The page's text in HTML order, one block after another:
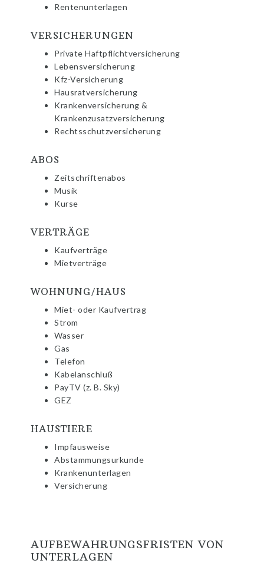
Rentenunterlagen
VERSICHERUNGEN
Private Haftpflichtversicherung
Lebensversicherung
Kfz-Versicherung
Hausratversicherung
Krankenversicherung &
Krankenzusatzversicherung
Rechtsschutzversicherung
ABOS
Zeitschriftenabos
Musik
Kurse
VERTRÄGE
Kaufverträge
Mietverträge
WOHNUNG/HAUS
Miet- oder Kaufvertrag
Strom
Wasser
Gas
Telefon
Kabelanschluß
PayTV (z. B. Sky)
GEZ
HAUSTIERE
Impfausweise
Abstammungsurkunde
Krankenunterlagen
Versicherung
AUFBEWAHRUNGSFRISTEN VON
UNTERLAGEN